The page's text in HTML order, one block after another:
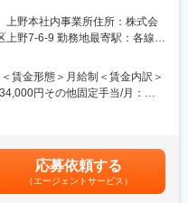
診断薬領域
型検査機器領域
発、インサイト創出などの領域
ます。
織であり、経営層や事業責任者
を進めます。
Department全体では約40名が
3％未満と長く働ける環境！
いという想いから、建築・内装
した業務に携わっていただき
野本社内事業所住所：株式会
野7-6-9 勤務地最寄駅：各線／
賃金形態＞月給制＜賃金内訳＞
円その他固定手当/月：
月分支給※過去実績賃金はあくま
じて上下する可能性がありま
表記です。
応募依頼する
（エージェントサービス）